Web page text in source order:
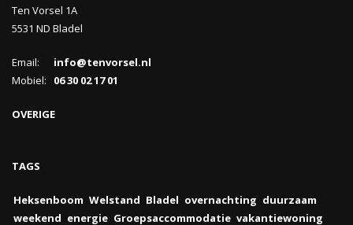
Ten Vorsel 1A
5531 ND Bladel
Email:
info@tenvorsel.nl
Mobiel: 06 30 02 17 01
OVERIGE
TAGS
Heksenboom Welstand Bladel overnachting duurzaam
weekend energie Groepsaccommodatie vakantiewoning